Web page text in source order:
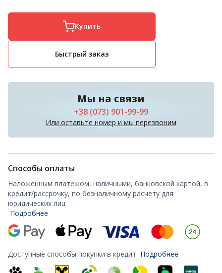
Купить
Быстрый заказ
Мы на связи
+38 (073) 901-99-99
Или оставьте номер и мы перезвоним
Способы оплаты
Наложенным платежом, наличными, банковской картой, в
кредит/рассрочку, по безналичному расчету для
юридических лиц
Подробнее
Доступные способы покупки в кредит Подробнее